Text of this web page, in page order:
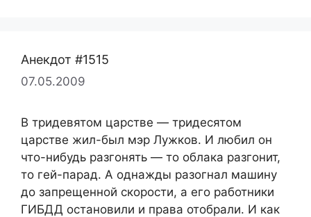
Анекдот #1515
07.05.2009
В тридевятом царстве — тридесятом
царстве жил-был мэр Лужков. И любил он
что-нибудь разгонять — то облака разгонит,
то гей-парад. А однажды разогнал машину
до запрещенной скорости, а его работники
ГИБДД остановили и права отобрали. И как